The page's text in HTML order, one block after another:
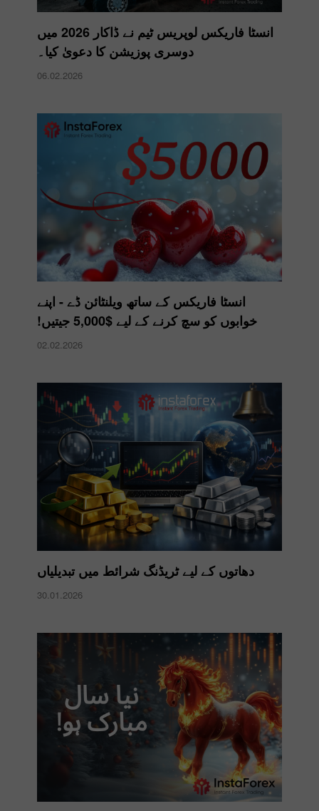
انسٹا فاریکس لوپریس ٹیم نے ڈاکار 2026 میں
دوسری پوزیشن کا دعویٰ کیا۔
06.02.2026
انسٹا فاریکس کے ساتھ ویلنٹائن ڈے - اپنے
خوابوں کو سچ کرنے کے لیے $5,000 جیتیں!
02.02.2026
دھاتوں کے لیے ٹریڈنگ شرائط میں تبدیلیاں
30.01.2026